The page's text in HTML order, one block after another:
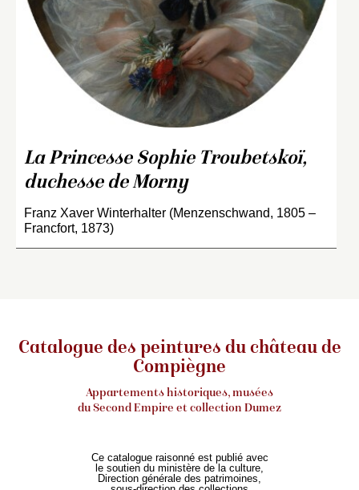
La Princesse Sophie Troubetskoï,
duchesse de Morny
Franz Xaver Winterhalter (Menzenschwand, 1805 –
Francfort, 1873)
Catalogue des peintures du château de
Compiègne
Appartements historiques, musées
du Second Empire et collection Dumez
Ce catalogue raisonné est publié avec
le soutien du ministère de la culture,
Direction générale des patrimoines,